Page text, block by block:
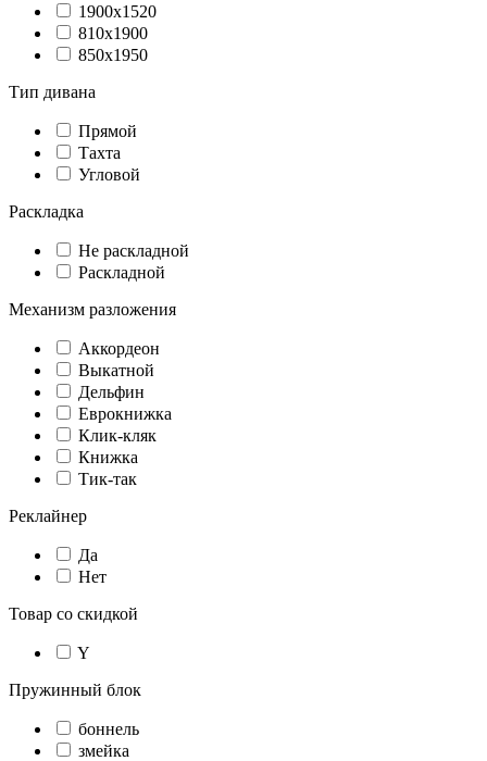
1900х1520
810х1900
850х1950
Тип дивана
Прямой
Тахта
Угловой
Раскладка
Не раскладной
Раскладной
Механизм разложения
Аккордеон
Выкатной
Дельфин
Еврокнижка
Клик-кляк
Книжка
Тик-так
Реклайнер
Да
Нет
Товар со скидкой
Y
Пружинный блок
боннель
змейка